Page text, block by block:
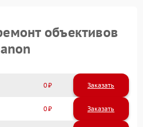
объективов
0 Заказать
0 Заказать